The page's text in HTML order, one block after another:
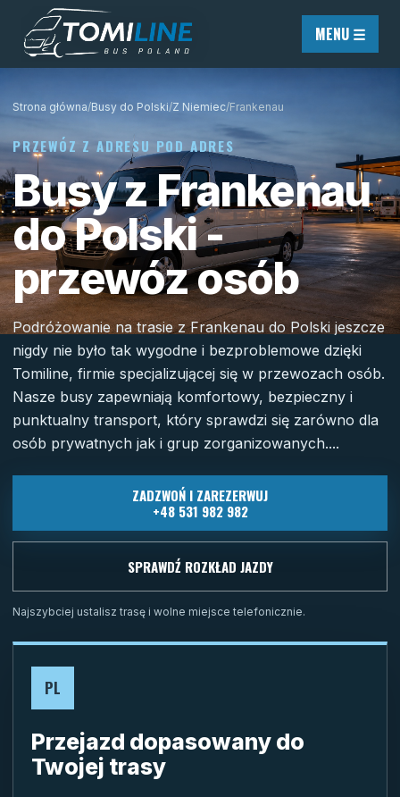
Przejdź do treści
MENU ☰
Strona główna/Busy do Polski/Z Niemiec/Frankenau
PRZEWÓZ Z ADRESU POD ADRES
Busy z Frankenau
do Polski -
przewóz osób
Podróżowanie na trasie z Frankenau do Polski jeszcze
nigdy nie było tak wygodne i bezproblemowe dzięki
Tomiline, firmie specjalizującej się w przewozach osób.
Nasze busy zapewniają komfortowy, bezpieczny i
punktualny transport, który sprawdzi się zarówno dla
osób prywatnych jak i grup zorganizowanych....
ZADZWOŃ I ZAREZERWUJ
+48 531 982 982
SPRAWDŹ ROZKŁAD JAZDY
Najszybciej ustalisz trasę i wolne miejsce telefonicznie.
PL
Przejazd dopasowany do
Twojej trasy